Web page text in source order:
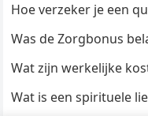
Hoe verzeker je een
Was de Zorgbonus
Wat zijn werkelijke
Wat is een spirituele